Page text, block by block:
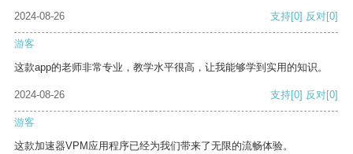
2024-08-26 支持[0] 反对[0]
游客
这款app的老师非常专业，教学水平很高，让我能够学到实用的知识。
2024-08-26 支持[0] 反对[0]
游客
这款加速器VPM应用程序已经为我们带来了无限的流畅体验。